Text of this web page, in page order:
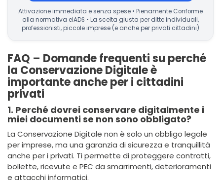
Attivazione immediata e senza spese • Pienamente Conforme
alla normativa eIADS • La scelta giusta per ditte individuali,
professionisti, piccole imprese (e anche per privati cittadini)
FAQ – Domande frequenti su perché
la Conservazione Digitale è
importante anche per i cittadini
privati
1. Perché dovrei conservare digitalmente i
miei documenti se non sono obbligato?
La Conservazione Digitale non è solo un obbligo legale
per imprese, ma una garanzia di sicurezza e tranquillità
anche per i privati. Ti permette di proteggere contratti,
bollette, ricevute e PEC da smarrimenti, deterioramenti
e attacchi informatici.